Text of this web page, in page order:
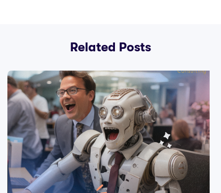
incontournable
projets
Related Posts